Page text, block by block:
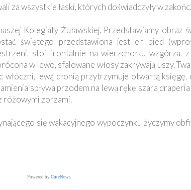
za wszystkie łaski, których doświadczyły w
Kolegiaty Żuławskiej. Przedstawiamy obraz
świętego przedstawiona jest en pied
stoi frontalnie na wierzchołku wzgórza,
w lewo, sfalowane włosy zakrywają uszy.
lewą dłonią przytrzymuje otwartą
spływa przodem na lewą rękę szara
różowymi zorzami.
się wakacyjnego wypoczynku życzymy
Powered by CuteNews